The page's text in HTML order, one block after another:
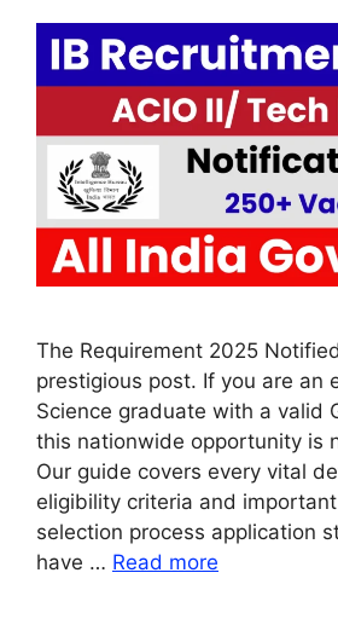
The Requirement 2025
prestigious post. If you are an
Science graduate with a valid
this nationwide opportunity is
Our guide covers every vital
eligibility criteria and
selection process application
have … Read more